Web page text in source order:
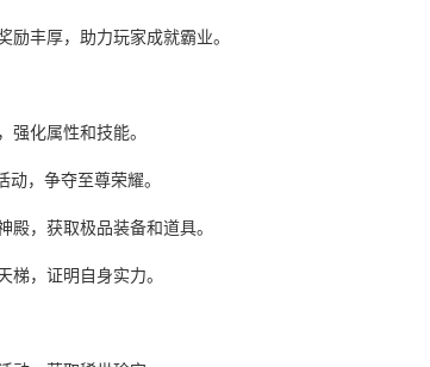
励丰厚，助力玩家成就霸业。
强化属性和技能。
动，争夺至尊荣耀。
殿，获取极品装备和道具。
梯，证明自身实力。